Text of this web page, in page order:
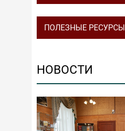
НОВОСТИ
ПОЛЕЗНЫЕ РЕСУРСЫ